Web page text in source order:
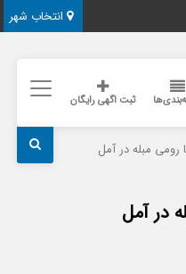
انتخاب شهر
ثبت اگهی رایگان
رومی مبله در آمل
در آمل